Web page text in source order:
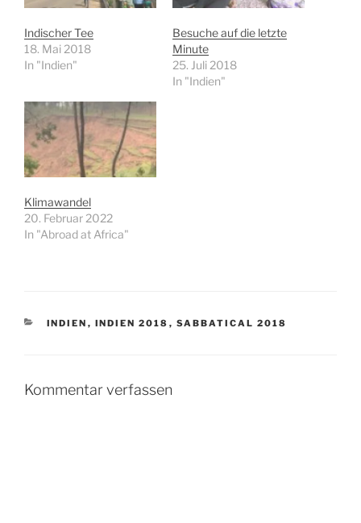
Indischer Tee
18. Mai 2018
In "Indien"
Besuche auf die letzte
Minute
25. Juli 2018
In "Indien"
Klimawandel
20. Februar 2022
In "Abroad at Africa"
KATEGORIEN
INDIEN , INDIEN 2018 , SABBATICAL 2018
Kommentar verfassen